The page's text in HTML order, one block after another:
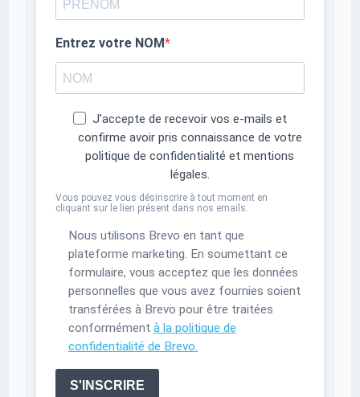
Entrez votre NOM
J'accepte de recevoir vos e-mails et
confirme avoir pris connaissance de votre
politique de confidentialité et mentions
légales.
Vous pouvez vous désinscrire à tout moment en
cliquant sur le lien présent dans nos emails.
Nous utilisons Brevo en tant que
plateforme marketing. En soumettant ce
formulaire, vous acceptez que les données
personnelles que vous avez fournies soient
transférées à Brevo pour être traitées
conformément à la politique de
confidentialité de Brevo.
S'INSCRIRE